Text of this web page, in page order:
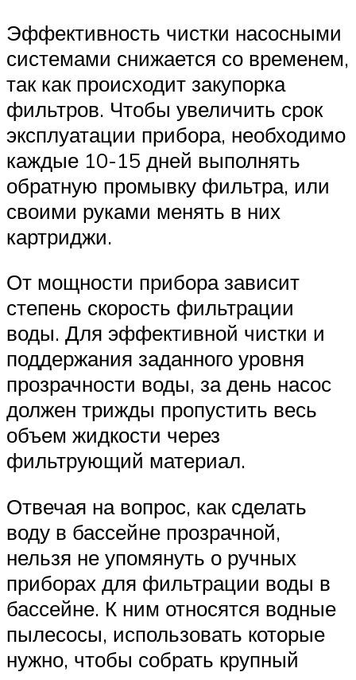
Эффективность чистки насосными
системами снижается со временем,
так как происходит закупорка
фильтров. Чтобы увеличить срок
эксплуатации прибора, необходимо
каждые 10-15 дней выполнять
обратную промывку фильтра, или
своими руками менять в них
картриджи.
От мощности прибора зависит
степень скорость фильтрации
воды. Для эффективной чистки и
поддержания заданного уровня
прозрачности воды, за день насос
должен трижды пропустить весь
объем жидкости через
фильтрующий материал.
Отвечая на вопрос, как сделать
воду в бассейне прозрачной,
нельзя не упомянуть о ручных
приборах для фильтрации воды в
бассейне. К ним относятся водные
пылесосы, использовать которые
нужно, чтобы собрать крупный